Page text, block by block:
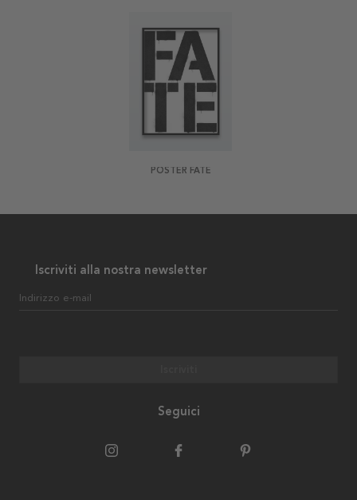
POSTER FATE
Iscriviti alla nostra newsletter
Indirizzo e-mail
Seguici